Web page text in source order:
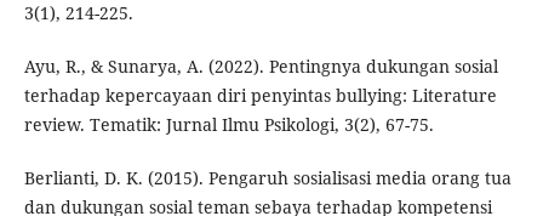
3(1), 214-225.
Ayu, R., & Sunarya, A. (2022). Pentingnya dukungan sosial
terhadap kepercayaan diri penyintas bullying: Literature
review. Tematik: Jurnal Ilmu Psikologi, 3(2), 67-75.
Berlianti, D. K. (2015). Pengaruh sosialisasi media orang tua
dan dukungan sosial teman sebaya terhadap kompetensi